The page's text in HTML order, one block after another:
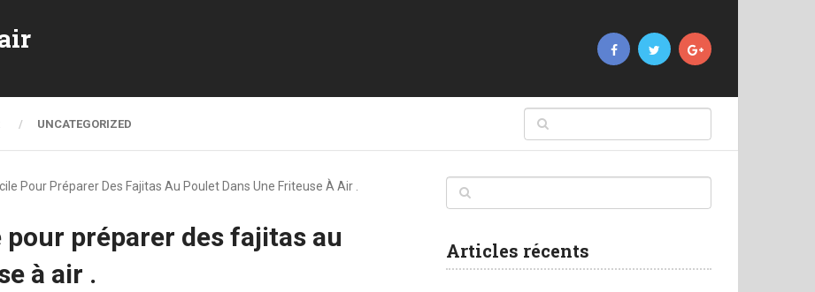
UNCATEGORIZED
Pour Préparer Des Fajitas Au Poulet Dans Une Friteuse À Air .
préparer des fajitas au
à air .
Articles récents